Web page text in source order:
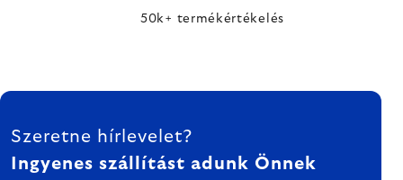
50k+ termékértékelés
LÁBLÉC
Szeretne hírlevelet?
Ingyenes szállítást adunk Önnek